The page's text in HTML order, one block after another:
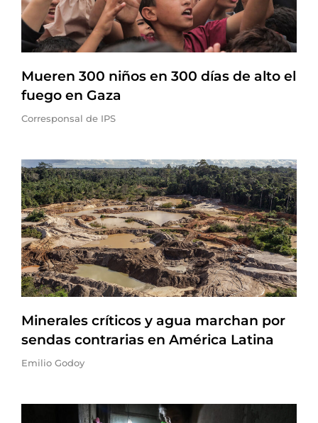
Mueren 300 niños en 300 días de alto el
fuego en Gaza
Corresponsal de IPS
Minerales críticos y agua marchan por
sendas contrarias en América Latina
Emilio Godoy